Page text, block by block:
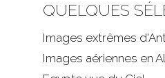
QUELQUES
Images extrêmes d'
Images aériennes en